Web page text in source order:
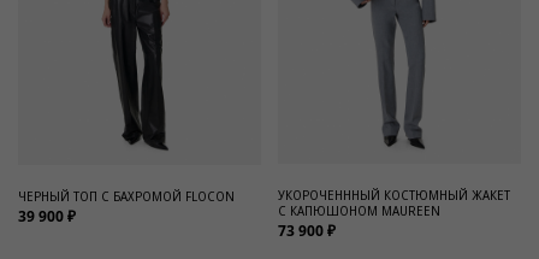
ЧЕРНЫЙ ТОП С БАХРОМОЙ FLOCON
39 900 ₽
УКОРОЧЕНННЫЙ КОСТЮМНЫЙ ЖАКЕТ
С КАПЮШОНОМ MAUREEN
73 900 ₽